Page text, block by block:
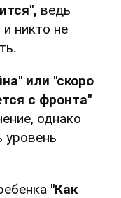
ведь
никто не
или "скоро
с фронта"
однако
"Как